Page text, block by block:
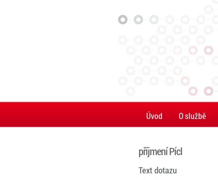
Úvod O službě
příjmení Pícl
Text dotazu